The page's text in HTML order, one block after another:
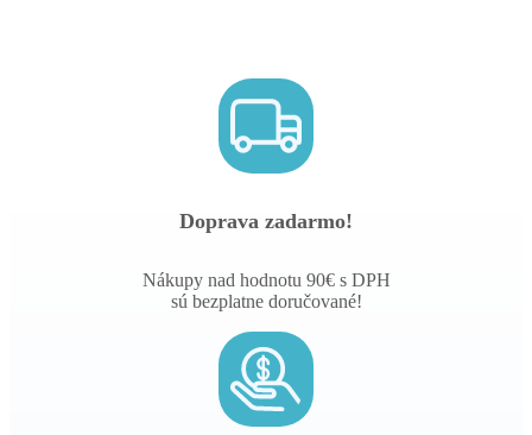
Doprava zadarmo!
Garancia vrátenia peňazí